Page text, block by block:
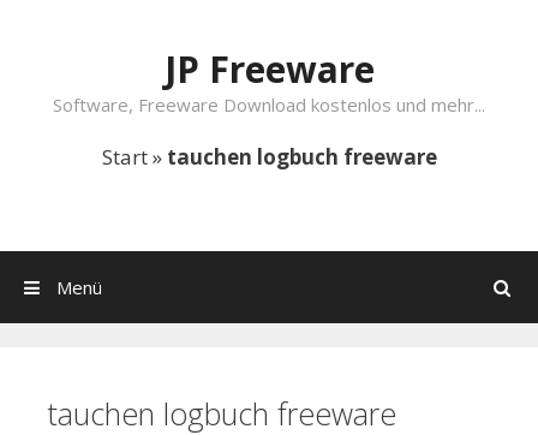
JP Freeware
Software, Freeware Download kostenlos und mehr...
Start» tauchen logbuch freeware
Suchen
Menü
tauchen logbuch freeware